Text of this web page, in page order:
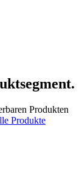
Produkten
Produkte